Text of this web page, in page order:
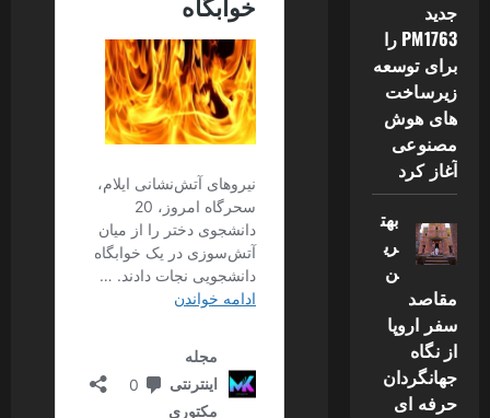
جدید
PM1763 را
برای توسعه
زیرساخت
های هوش
مصنوعی
آغاز کرد
بهت
ری
ن
مقاصد
سفر اروپا
از نگاه
جهانگردان
حرفه ای